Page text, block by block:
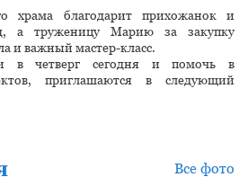
храма благодарит прихожанок и
а труженицу Марию за закупку
и важный мастер-класс.
в четверг сегодня и помочь в
приглашаются в следующий
Все фото